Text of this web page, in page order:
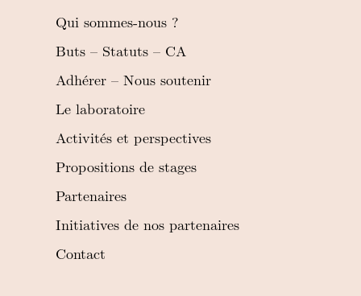
Qui sommes-nous ?
Buts – Statuts – CA
Adhérer – Nous soutenir
Le laboratoire
Activités et perspectives
Propositions de stages
Partenaires
Initiatives de nos partenaires
Contact